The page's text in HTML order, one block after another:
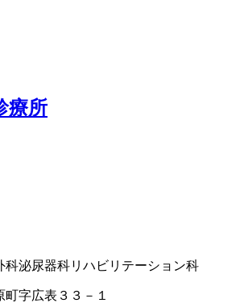
療所
科泌尿器科リハビリテーション科
字広表３３－１